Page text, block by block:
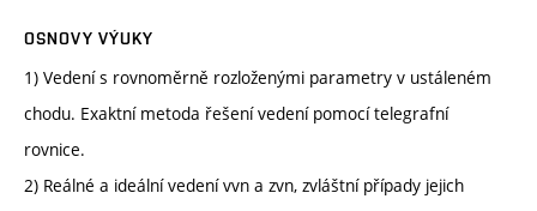
OSNOVY VÝUKY
1) Vedení s rovnoměrně rozloženými parametry v ustáleném
chodu. Exaktní metoda řešení vedení pomocí telegrafní
rovnice.
2) Reálné a ideální vedení vvn a zvn, zvláštní případy jejich